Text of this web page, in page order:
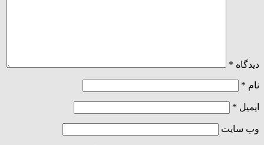
دیدگاه *
نام *
ایمیل *
وب‌ سایت